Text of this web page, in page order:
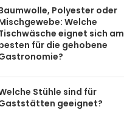
Polyester oder
Welche
eignet sich am
für die gehobene
Stühle sind für
geeignet?